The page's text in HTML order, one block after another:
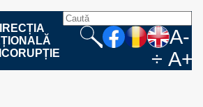
A-
÷ A+